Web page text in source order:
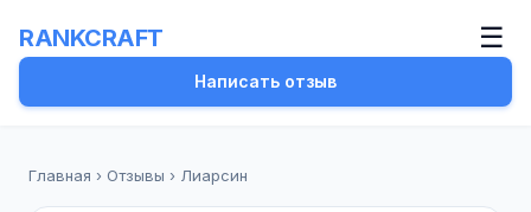
RANKCRAFT ☰
Написать отзыв
Главная › Отзывы › Лиарсин